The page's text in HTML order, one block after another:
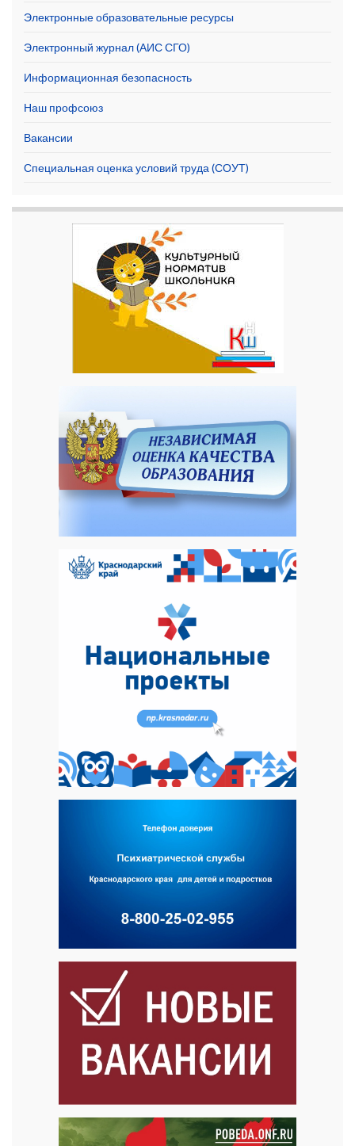
Электронные образовательные ресурсы
Электронный журнал (АИС СГО)
Информационная безопасность
Наш профсоюз
Вакансии
Специальная оценка условий труда (СОУТ)